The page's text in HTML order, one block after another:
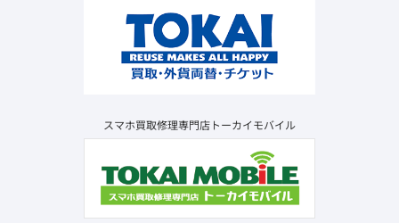
スマホ買取修理専門店トーカイモバイル